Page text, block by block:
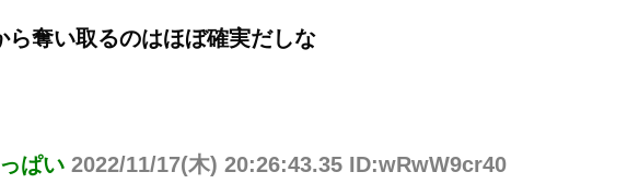
奪い取るのはほぼ確実だしな
ぱい 2022/11/17(木) 20:26:43.35 ID:wRwW9cr40